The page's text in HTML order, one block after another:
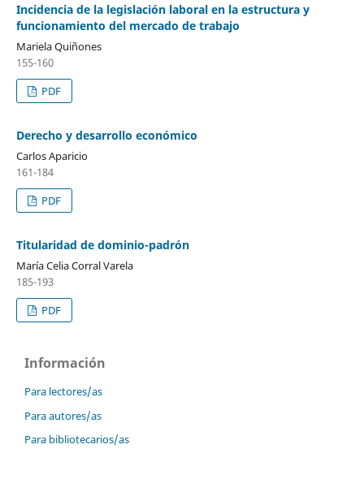
Incidencia de la legislación laboral en la estructura y
funcionamiento del mercado de trabajo
Mariela Quiñones
155-160
PDF
Derecho y desarrollo económico
Carlos Aparicio
161-184
PDF
Titularidad de dominio-padrón
María Celia Corral Varela
185-193
PDF
Información
Para lectores/as
Para autores/as
Para bibliotecarios/as